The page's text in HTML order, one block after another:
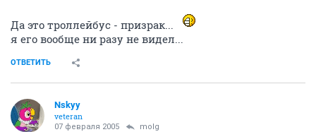
Да это троллейбус - призрак...
я его вообще ни разу не видел...
ОТВЕТИТЬ
Nskyy
veteran
07 февраля 2005 molg